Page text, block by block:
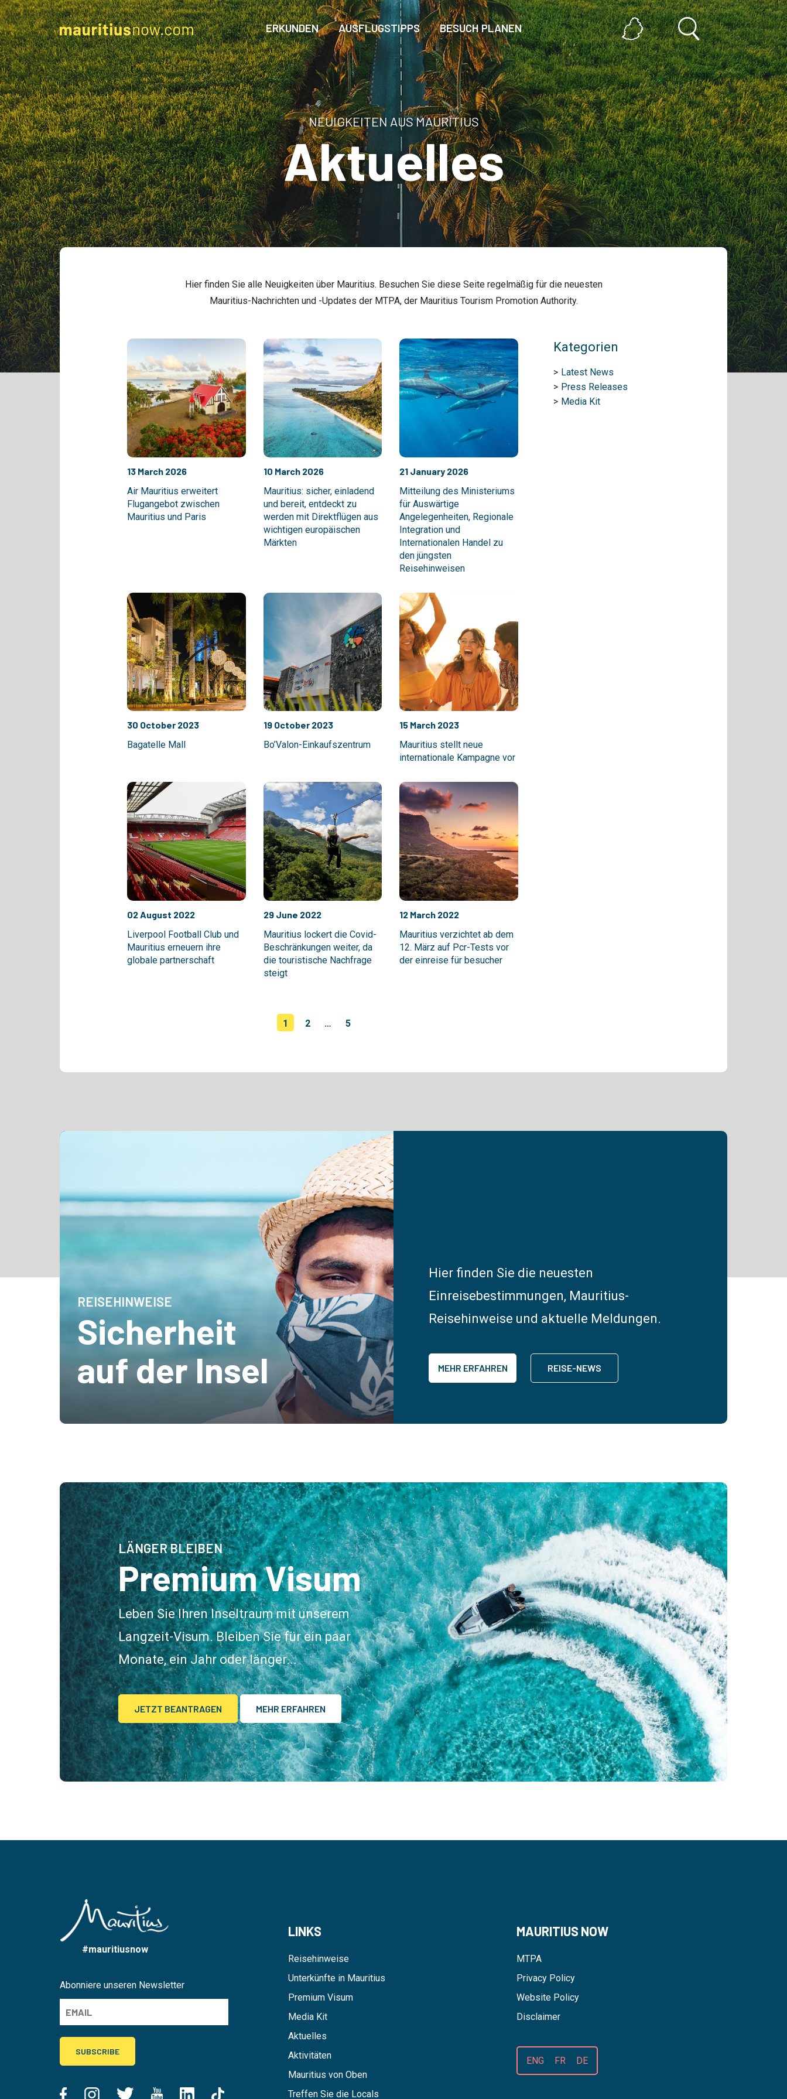
ERKUNDEN AUSFLUGSTIPPS BESUCH PLANEN
NEUIGKEITEN AUS MAURITIUS
Aktuelles
Hier finden Sie alle Neuigkeiten über Mauritius. Besuchen Sie diese Seite regelmäßig für die neuesten
Mauritius-Nachrichten und -Updates der MTPA, der Mauritius Tourism Promotion Authority.
13 March 2026
Air Mauritius erweitert
Flugangebot zwischen
Mauritius und Paris
10 March 2026
Mauritius: sicher, einladend
und bereit, entdeckt zu
werden mit Direktflügen aus
wichtigen europäischen
Märkten
21 January 2026
Mitteilung des Ministeriums
für Auswärtige
Angelegenheiten, Regionale
Integration und
Internationalen Handel zu
den jüngsten
Reisehinweisen
30 October 2023
Bagatelle Mall
19 October 2023
Bo’Valon-Einkaufszentrum
15 March 2023
Mauritius stellt neue
internationale Kampagne vor
02 August 2022
Liverpool Football Club und
Mauritius erneuern ihre
globale partnerschaft
29 June 2022
Mauritius lockert die Covid-
Beschränkungen weiter, da
die touristische Nachfrage
steigt
12 March 2022
Mauritius verzichtet ab dem
12. März auf Pcr-Tests vor
der einreise für besucher
1 2 … 5
Kategorien
Latest News
Press Releases
Media Kit
REISEHINWEISE
Sicherheit
auf der Insel
Hier finden Sie die neuesten
Einreisebestimmungen, Mauritius-
Reisehinweise und aktuelle Meldungen.
MEHR ERFAHREN REISE-NEWS
LÄNGER BLEIBEN
Premium Visum
Leben Sie Ihren Inseltraum mit unserem
Langzeit-Visum. Bleiben Sie für ein paar
Monate, ein Jahr oder länger...
JETZT BEANTRAGEN MEHR ERFAHREN
#mauritiusnow
Abonniere unseren Newsletter
LINKS
Reisehinweise
Unterkünfte in Mauritius
Premium Visum
Media Kit
Aktuelles
Aktivitäten
Mauritius von Oben
Treffen Sie die Locals
MAURITIUS NOW
MTPA
Privacy Policy
Website Policy
Disclaimer
ENG FR DE